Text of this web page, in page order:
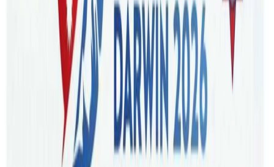
कागजपत्र र धनमाल जलेर नष्ट भएको छ ।
ईष्ट व्रिजवेनमा बसोबास गर्दै आएका विद्यार्थी जोडीको डेरामा बिहिबार
साझ आगलागी भएको हो । आगलागीबाट डेरामा रहेको एक थान
ल्यापटप, एक थान आईप्याड, लत्ता कपडा, फर्निचर, दुई हजार डलर
नगद लगायत जलेर नष्ट भएको छ । त्यस्तै शैक्षिक प्रमाणपत्र, पासपोर्ट र
अन्य महत्वपुर्ण कागजात पनि जलेको डेरावाला अधिकारी थरका
युवकले बताए । टेलिफोनमा नेपालट्युबसंग कुरा गर्दै ती युवकले